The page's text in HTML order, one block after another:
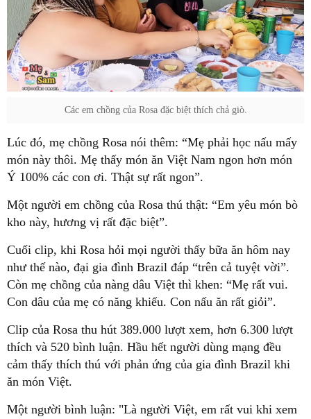
Các em chồng của Rosa đặc biệt thích chả giò.
Lúc đó, mẹ chồng Rosa nói thêm: “Mẹ phải học nấu mấy
món này thôi. Mẹ thấy món ăn Việt Nam ngon hơn món
Ý 100% các con ơi. Thật sự rất ngon”.
Một người em chồng của Rosa thú thật: “Em yêu món bò
kho này, hương vị rất đặc biệt”.
Cuối clip, khi Rosa hỏi mọi người thấy bữa ăn hôm nay
như thế nào, đại gia đình Brazil đáp “trên cả tuyệt vời”.
Còn mẹ chồng của nàng dâu Việt thì khen: “Mẹ rất vui.
Con dâu của mẹ có năng khiếu. Con nấu ăn rất giỏi”.
Clip của Rosa thu hút 389.000 lượt xem, hơn 6.300 lượt
thích và 520 bình luận. Hầu hết người dùng mạng đều
cảm thấy thích thú với phản ứng của gia đình Brazil khi
ăn món Việt.
Một người bình luận: "Là người Việt, em rất vui khi xem